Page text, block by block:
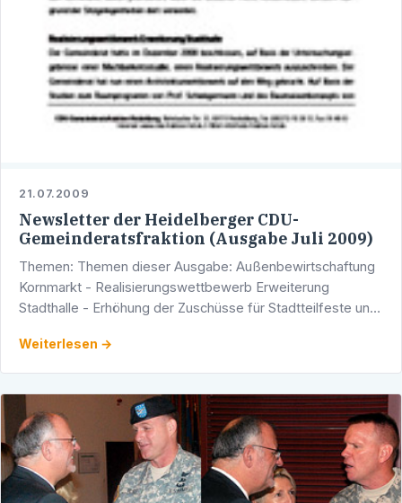
21.07.2009
Newsletter der Heidelberger CDU-
Gemeinderatsfraktion (Ausgabe Juli 2009)
Themen: Themen dieser Ausgabe: Außenbewirtschaftung
Kornmarkt - Realisierungswettbewerb Erweiterung
Stadthalle - Erhöhung der Zuschüsse für Stadtteilfeste und
Weiterlesen →